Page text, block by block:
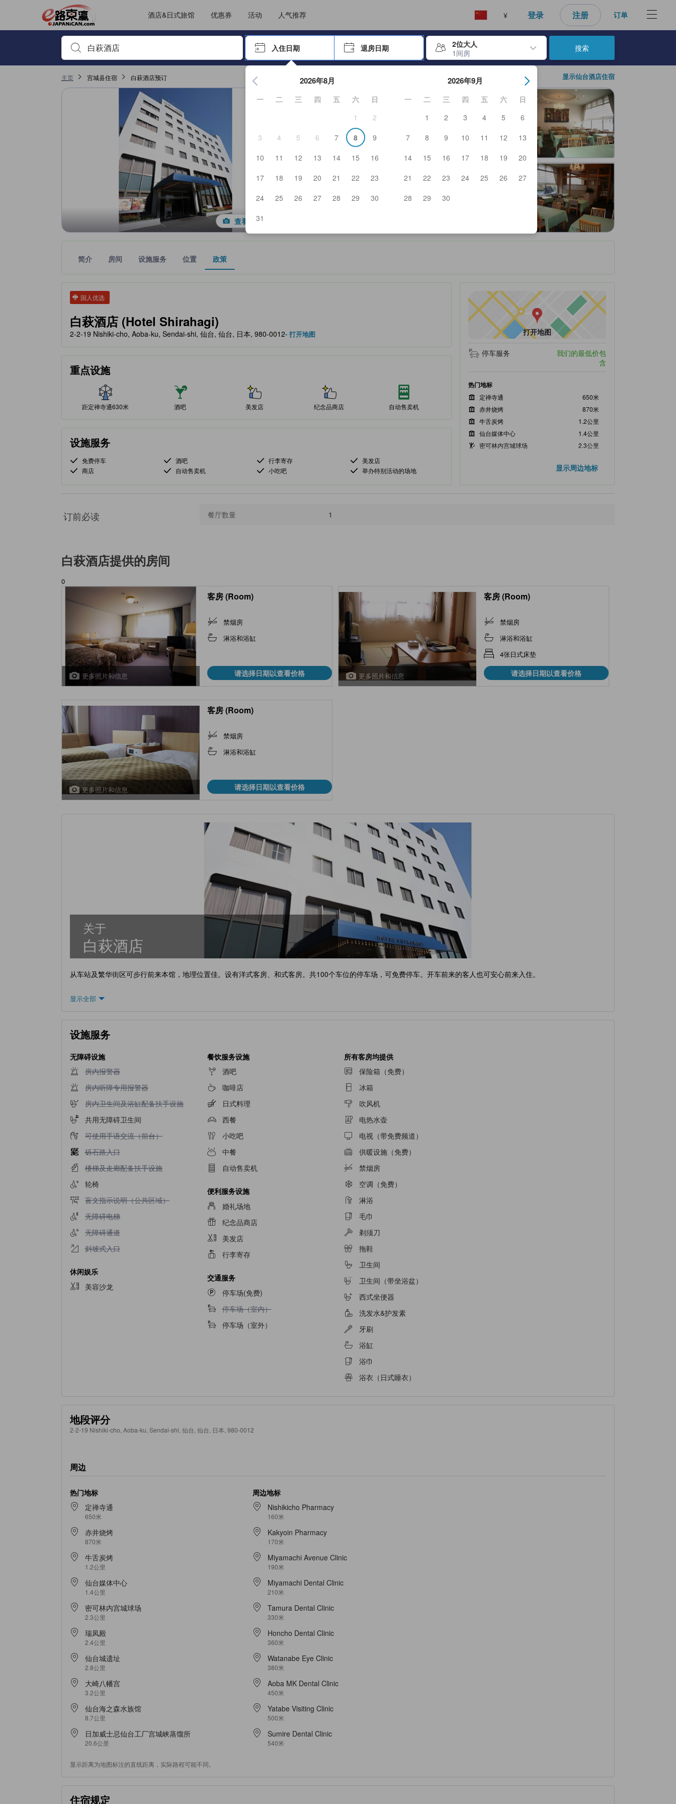
酒店&日式旅馆 优惠券 活动 人气推荐 ¥ 登录 注册 订单
输入住宿名或关键词以搜索，使用箭头或 tab 键以移动，点击 Enter 键以选择
入住日期 退房日期
2位大人
1间房
按 Enter 键开始浏览日期选择器。使用箭头键浏览入住和退房日期。使用 Enter 键选择日期后，入住日期将被选择。重复相同操作以选择
2026年8月
一 二 三 四 五 六
日
1
2
3
4 5 6 7 8
9
10
11 12 13 14 15
16
17
18 19 20 21 22
23
24
25 26 27 28 29
30
31
2026年9月
一 二 三 四 五 六
日
1
2 3 4 5
6
7
8 9 10 11 12
13
14
15 16 17 18 19
20
21
22 23 24 25 26
27
28
29 30
搜索
主页 宫城县住宿 白萩酒店预订 显示仙台酒店住宿
查看全部图片
简介 房间 设施服务 位置 政策
国人优选
tooltip
白萩酒店 (Hotel Shirahagi)
tooltip
金色星星表示的等级信息由合作第三方平台提供，仅作为住宿舒适度、设施服务等方面的水平参考。
2-2-19 Nishiki-cho, Aoba-ku, Sendai-shi, 仙台, 仙台, 日本, 980-0012- 打开地图
重点设施
距定禅寺通630米 酒吧 美发店 纪念品商店 自动售卖机
设施服务
免费停车 酒吧 行李寄存
美发店
商店
自动售卖机 小吃吧 举办特别活动的场地
打开地图
停车服务
我们的最低价包
含
热门地标
定禅寺通
650米
赤井烧烤
870米
牛舌炭烤
1.2公里
仙台媒体中心
1.4公里
密可林内宫城球场
2.3公里
160米
Kakyoin Pharmacy
170米
显示周边地标
订前必读 餐厅数量 1
白萩酒店提供的房间
0
更多照片和信息
客房 (Room)
禁烟房
淋浴和浴缸
请选择日期以查看价格 更多照片和信息
客房 (Room)
禁烟房
淋浴和浴缸
4张日式床垫
请选择日期以查看价格
更多照片和信息
客房 (Room)
禁烟房
淋浴和浴缸
请选择日期以查看价格
关于
白萩酒店
从车站及繁华街区可步行前来本馆，地理位置佳。设有洋式客房、和式客房。共100个车位的停车场，可免费停车。开车前来的客人也可安心前来入住。
显示全部
设施服务
无障碍设施
不提供房内报警器
房内报警器
不提供房内听障专用报警器
房内听障专用报警器
不提供房内卫生间及浴缸配备扶手设施
房内卫生间及浴缸配备扶手设施
共用无障碍卫生间
不提供可使用手语交流（前台）
可使用手语交流（前台）
不提供砾石路入口
砾石路入口
不提供楼梯及走廊配备扶手设施
楼梯及走廊配备扶手设施
轮椅
不提供盲文指示说明（公共区域）
盲文指示说明（公共区域）
不提供无障碍电梯
无障碍电梯
不提供无障碍通道
无障碍通道
不提供斜坡式入口
斜坡式入口
休闲娱乐
美容沙龙
餐饮服务设施
酒吧
咖啡店
日式料理
西餐
小吃吧
中餐
自动售卖机
便利服务设施
婚礼场地
纪念品商店
美发店
行李寄存
交通服务
停车场(免费)
不提供停车场（室内）
停车场（室内）
停车场（室外）
所有客房均提供
保险箱（免费）
冰箱
吹风机
电热水壶
电视（带免费频道）
供暖设施（免费）
禁烟房
空调（免费）
淋浴
毛巾
剃须刀
拖鞋
卫生间
卫生间（带坐浴盆）
西式坐便器
洗发水&护发素
牙刷
浴缸
浴巾
浴衣（日式睡衣）
地段评分
2-2-19 Nishiki-cho, Aoba-ku, Sendai-shi, 仙台, 仙台, 日本, 980-0012
周边
热门地标
定禅寺通
650米
赤井烧烤
870米
牛舌炭烤
1.2公里
仙台媒体中心
1.4公里
密可林内宫城球场
2.3公里
瑞凤殿
2.4公里
仙台城遗址
2.8公里
大崎八幡宫
3.2公里
仙台海之森水族馆
8.7公里
日加威士忌仙台工厂宫城峡蒸馏所
20.6公里
周边地标
Nishikicho Pharmacy
160米
Kakyoin Pharmacy
170米
Miyamachi Avenue Clinic
190米
Miyamachi Dental Clinic
210米
Tamura Dental Clinic
330米
Honcho Dental Clinic
360米
Watanabe Eye Clinic
380米
Aoba MK Dental Clinic
450米
Yatabe Visiting Clinic
500米
Sumire Dental Clinic
540米
显示距离为地图标注的直线距离，实际路程可能不同。
住宿规定